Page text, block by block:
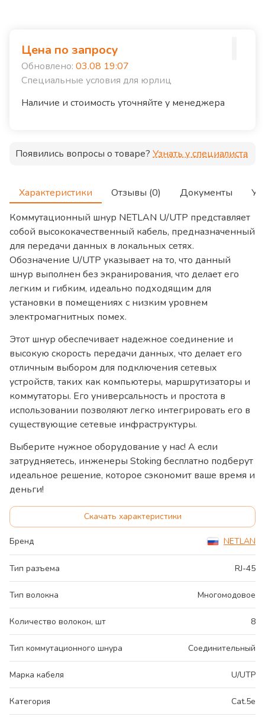
Цена по запросу
Обновлено: 03.08 19:07
Специальные условия для юрлиц
Наличие и стоимость уточняйте у менеджера
Появились вопросы о товаре? Узнать у специалиста
Характеристики Отзывы (0) Документы
Коммутационный шнур NETLAN U/UTP представляет
собой высококачественный кабель, предназначенный
для передачи данных в локальных сетях.
Обозначение U/UTP указывает на то, что данный
шнур выполнен без экранирования, что делает его
легким и гибким, идеально подходящим для
установки в помещениях с низким уровнем
электромагнитных помех.
Этот шнур обеспечивает надежное соединение и
высокую скорость передачи данных, что делает его
отличным выбором для подключения сетевых
устройств, таких как компьютеры, маршрутизаторы и
коммутаторы. Его универсальность и простота в
использовании позволяют легко интегрировать его в
существующие сетевые инфраструктуры.
Выберите нужное оборудование у нас! А если
затрудняетесь, инженеры Stoking бесплатно подберут
идеальное решение, которое сэкономит ваше время и
деньги!
Скачать характеристики
Бренд NETLAN
Тип разъема RJ-45
Тип волокна Многомодовое
Количество волокон, шт 8
Тип коммутационного шнура Соединительный
Марка кабеля U/UTP
Категория Cat.5e